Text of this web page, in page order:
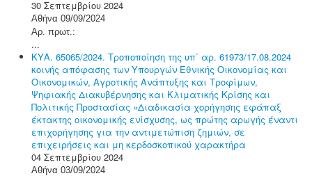
30 Σεπτεμβρίου 2024
Αθήνα 09/09/2024
Αρ. πρωτ.:
...
ΚΥΑ. 65065/2024. Τροποποίηση της υπ΄ αρ. 61973/17.08.2024
κοινής απόφασης των Υπουργών Εθνικής Οικονομίας και
Οικονομικών, Αγροτικής Ανάπτυξης και Τροφίμων,
Ψηφιακής Διακυβέρνησης και Κλιματικής Κρίσης και
Πολιτικής Προστασίας «Διαδικασία χορήγησης εφάπαξ
έκτακτης οικονομικής ενίσχυσης, ως πρώτης αρωγής έναντι
επιχορήγησης για την αντιμετώπιση ζημιών, σε
επιχειρήσεις και μη κερδοσκοπικού χαρακτήρα
04 Σεπτεμβρίου 2024
Αθήνα 03/09/2024